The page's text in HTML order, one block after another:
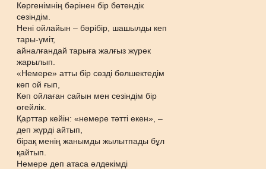
Көргенімнің бәрінен бір бөтендік
сезіндім.
Нені ойлайын – бәрібір, шашылды кеп
тары-үміт,
айналғандай тарыға жалғыз жүрек
жарылып.
«Немере» атты бір сөзді бөлшектедім
көп ой ғып,
Көп ойлаған сайын мен сезіндім бір
өгейлік.
Қарттар кейін: «немере тәтті екен», –
деп жүрді айтып,
бірақ менің жанымды жылытпады бұл
қайтып.
Немере деп атаса әлдекімді